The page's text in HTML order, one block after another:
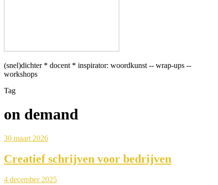
(snel)dichter * docent * inspirator: woordkunst -- wrap-ups --
workshops
Tag
on demand
30 maart 2026
Creatief schrijven voor bedrijven
4 december 2025